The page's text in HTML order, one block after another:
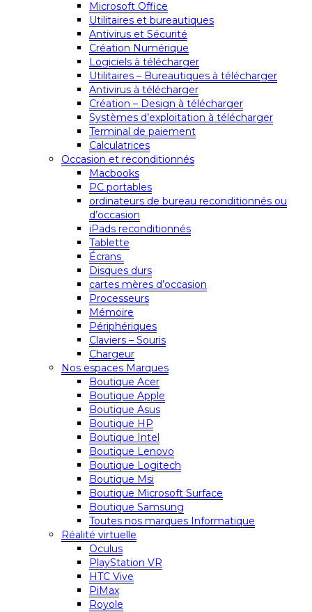
Microsoft Office
Utilitaires et bureautiques
Antivirus et Sécurité
Création Numérique
Logiciels à télécharger
Utilitaires – Bureautiques à télécharger
Antivirus à télécharger
Création – Design à télécharger
Systèmes d’exploitation à télécharger
Terminal de paiement
Calculatrices
Occasion et reconditionnés
Macbooks
PC portables
ordinateurs de bureau reconditionnés ou
d’occasion
iPads reconditionnés
Tablette
Écrans
Disques durs
cartes mères d’occasion
Processeurs
Mémoire
Périphériques
Claviers – Souris
Chargeur
Nos espaces Marques
Boutique Acer
Boutique Apple
Boutique Asus
Boutique HP
Boutique Intel
Boutique Lenovo
Boutique Logitech
Boutique Msi
Boutique Microsoft Surface
Boutique Samsung
Toutes nos marques Informatique
Réalité virtuelle
Oculus
PlayStation VR
HTC Vive
PiMax
Royole